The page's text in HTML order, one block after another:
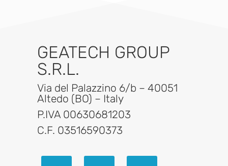
GEATECH GROUP
S.R.L.
Via del Palazzino 6/b – 40051
Altedo (BO) – Italy
P.IVA 00630681203
C.F. 03516590373